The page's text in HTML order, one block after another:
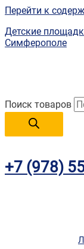
Перейти к
Детские
Симферополе
Поиск товаров
+7 (978)